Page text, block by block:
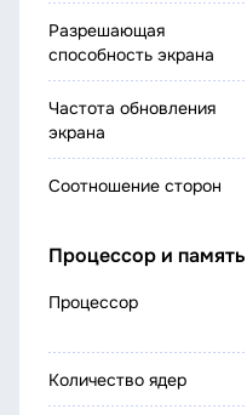
Разрешающая
способность экрана
Частота обновления
экрана
Соотношение сторон
Процессор и память
Процессор
Количество ядер